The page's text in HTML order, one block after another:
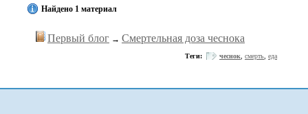
Найдено 1 материал
Первый блог → Смертельная доза чеснока
Теги: чеснок смерть еда